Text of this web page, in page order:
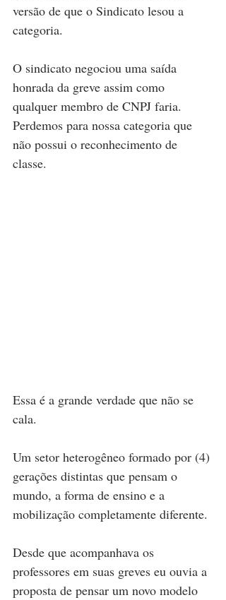
versão de que o Sindicato lesou a
categoria.
O sindicato negociou uma saída
honrada da greve assim como
qualquer membro de CNPJ faria.
Perdemos para nossa categoria que
não possui o reconhecimento de
classe.
Essa é a grande verdade que não se
cala.
Um setor heterogêneo formado por (4)
gerações distintas que pensam o
mundo, a forma de ensino e a
mobilização completamente diferente.
Desde que acompanhava os
professores em suas greves eu ouvia a
proposta de pensar um novo modelo